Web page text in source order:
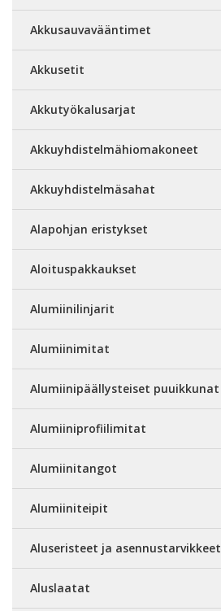
Akkusauvavääntimet
Akkusetit
Akkutyökalusarjat
Akkuyhdistelmähiomakoneet
Akkuyhdistelmäsahat
Alapohjan eristykset
Aloituspakkaukset
Alumiinilinjarit
Alumiinimitat
Alumiinipäällysteiset puuikkunat
Alumiiniprofiilimitat
Alumiinitangot
Alumiiniteipit
Aluseristeet ja asennustarvikkeet
Aluslaatat